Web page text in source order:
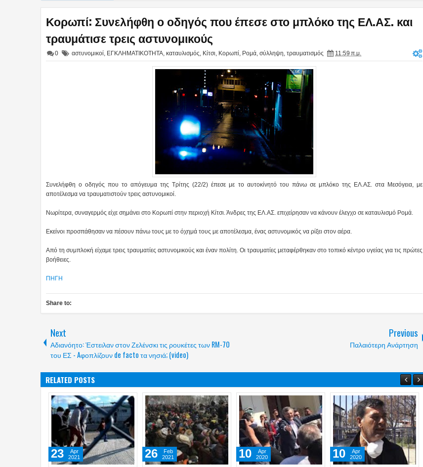
Κορωπί: Συνελήφθη ο οδηγός που έπεσε στο μπλόκο της ΕΛ.ΑΣ. και
τραυμάτισε τρεις αστυνομικούς
0 αστυνομικοί ΕΓΚΛΗΜΑΤΙΚΟΤΗΤΑ καταυλισμός Κίτσι Κορωπί Ρομά σύλληψη τραυματισμός 11:59 π.μ.
Συνελήφθη ο οδηγός που το απόγευμα της Τρίτης (22/2) έπεσε με το αυτοκίνητό του πάνω σε μπλόκο της ΕΛ.ΑΣ. στα Μεσόγεια, με
αποτέλεσμα να τραυματιστούν τρεις αστυνομικοί.
Νωρίτερα, συναγερμός είχε σημάνει στο Κορωπί στην περιοχή Κίτσι. Άνδρες της ΕΛ.ΑΣ. επιχείρησαν να κάνουν έλεγχο σε καταυλισμό Ρομά.
Εκείνοι προσπάθησαν να πέσουν πάνω τους με το όχημά τους με αποτέλεσμα, ένας αστυνομικός να ρίξει στον αέρα.
Από τη συμπλοκή είχαμε τρεις τραυματίες αστυνομικούς και έναν πολίτη. Οι τραυματίες μεταφέρθηκαν στο τοπικό κέντρο υγείας για τις πρώτες
βοήθειες.
ΠΗΓΗ
Share to:
Next
Αδιανόητο: Έστειλαν στον Ζελένσκι τις ρουκέτες των RM-70
του ΕΣ - Aφοπλίζουν de facto τα νησιά; (video)
Previous
Παλαιότερη Ανάρτηση
RELATED POSTS
27
Mar
2020
08
Aug
2026
28
Jul
2026
26
Jul
2026